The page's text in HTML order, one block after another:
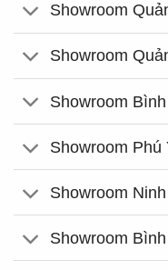
Showroom
Showroom
Showroom
Showroom Phú
Showroom
Showroom